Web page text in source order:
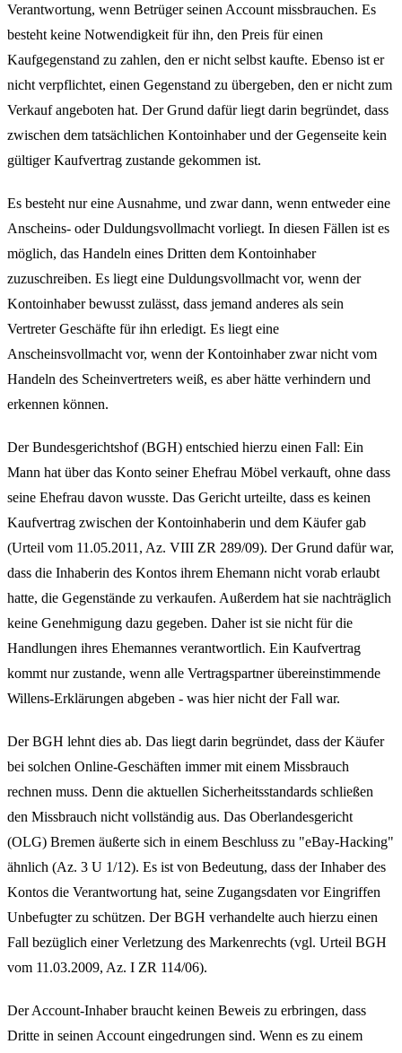
Verantwortung, wenn Betrüger seinen Account missbrauchen. Es
besteht keine Notwendigkeit für ihn, den Preis für einen
Kaufgegenstand zu zahlen, den er nicht selbst kaufte. Ebenso ist er
nicht verpflichtet, einen Gegenstand zu übergeben, den er nicht zum
Verkauf angeboten hat. Der Grund dafür liegt darin begründet, dass
zwischen dem tatsächlichen Kontoinhaber und der Gegenseite kein
gültiger Kaufvertrag zustande gekommen ist.
Es besteht nur eine Ausnahme, und zwar dann, wenn entweder eine
Anscheins- oder Duldungsvollmacht vorliegt. In diesen Fällen ist es
möglich, das Handeln eines Dritten dem Kontoinhaber
zuzuschreiben. Es liegt eine Duldungsvollmacht vor, wenn der
Kontoinhaber bewusst zulässt, dass jemand anderes als sein
Vertreter Geschäfte für ihn erledigt. Es liegt eine
Anscheinsvollmacht vor, wenn der Kontoinhaber zwar nicht vom
Handeln des Scheinvertreters weiß, es aber hätte verhindern und
erkennen können.
Der Bundesgerichtshof (BGH) entschied hierzu einen Fall: Ein
Mann hat über das Konto seiner Ehefrau Möbel verkauft, ohne dass
seine Ehefrau davon wusste. Das Gericht urteilte, dass es keinen
Kaufvertrag zwischen der Kontoinhaberin und dem Käufer gab
(Urteil vom 11.05.2011, Az. VIII ZR 289/09). Der Grund dafür war,
dass die Inhaberin des Kontos ihrem Ehemann nicht vorab erlaubt
hatte, die Gegenstände zu verkaufen. Außerdem hat sie nachträglich
keine Genehmigung dazu gegeben. Daher ist sie nicht für die
Handlungen ihres Ehemannes verantwortlich. Ein Kaufvertrag
kommt nur zustande, wenn alle Vertragspartner übereinstimmende
Willens-Erklärungen abgeben - was hier nicht der Fall war.
Der BGH lehnt dies ab. Das liegt darin begründet, dass der Käufer
bei solchen Online-Geschäften immer mit einem Missbrauch
rechnen muss. Denn die aktuellen Sicherheitsstandards schließen
den Missbrauch nicht vollständig aus. Das Oberlandesgericht
(OLG) Bremen äußerte sich in einem Beschluss zu "eBay-Hacking"
ähnlich (Az. 3 U 1/12). Es ist von Bedeutung, dass der Inhaber des
Kontos die Verantwortung hat, seine Zugangsdaten vor Eingriffen
Unbefugter zu schützen. Der BGH verhandelte auch hierzu einen
Fall bezüglich einer Verletzung des Markenrechts (vgl. Urteil BGH
vom 11.03.2009, Az. I ZR 114/06).
Der Account-Inhaber braucht keinen Beweis zu erbringen, dass
Dritte in seinen Account eingedrungen sind. Wenn es zu einem